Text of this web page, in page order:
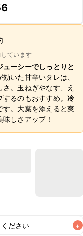
ています
ューシーでしっとりと
いた甘辛いタレは、
。玉ねぎやなす、え
るのもおすすめ。 冷
す。大葉を添えると爽
しさアップ！
ださい +